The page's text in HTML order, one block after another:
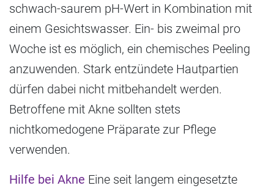
schwach-saurem pH-Wert in Kombination mit
einem Gesichtswasser. Ein- bis zweimal pro
Woche ist es möglich, ein chemisches Peeling
anzuwenden. Stark entzündete Hautpartien
dürfen dabei nicht mitbehandelt werden.
Betroffene mit Akne sollten stets
nichtkomedogene Präparate zur Pflege
verwenden.
Hilfe bei Akne Eine seit langem eingesetzte